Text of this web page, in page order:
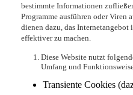
bestimmte Informationen
Programme ausführen oder Viren
dienen dazu, das
effektiver zu machen.
Diese Website nutzt
Umfang und
Transiente Cookies